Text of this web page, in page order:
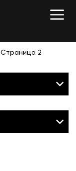
Страница 2